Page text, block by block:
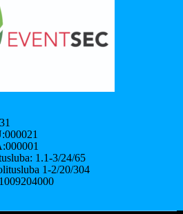
1.1-3/24/65
1-2/20/304